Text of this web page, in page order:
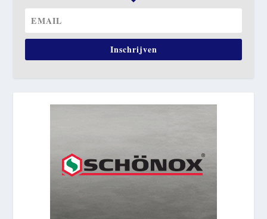
Inschrijven